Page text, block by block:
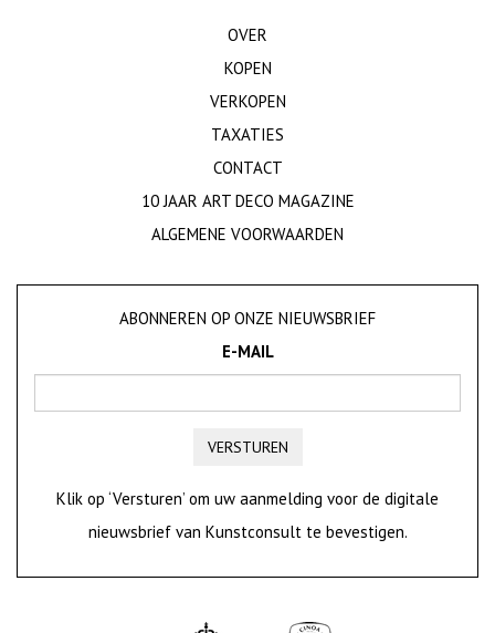
OVER
KOPEN
VERKOPEN
TAXATIES
CONTACT
10 JAAR ART DECO MAGAZINE
ALGEMENE VOORWAARDEN
ABONNEREN OP ONZE NIEUWSBRIEF
E-MAIL
VERSTUREN
Klik op ‘Versturen’ om uw aanmelding voor de digitale
nieuwsbrief van Kunstconsult te bevestigen.